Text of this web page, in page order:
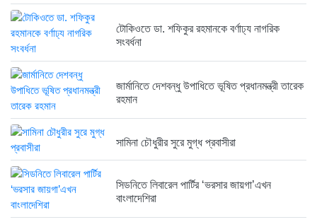
টোকিওতে ডা. শফিকুর রহমানকে বর্ণাঢ্য নাগরিক
সংবর্ধনা
জার্মানিতে দেশবন্ধু উপাধিতে ভূষিত প্রধানমন্ত্রী তারেক
রহমান
সামিনা চৌধুরীর সুরে মুগ্ধ প্রবাসীরা
সিডনিতে লিবারেল পার্টির ‘ভরসার জায়গা’এখন
বাংলাদেশিরা